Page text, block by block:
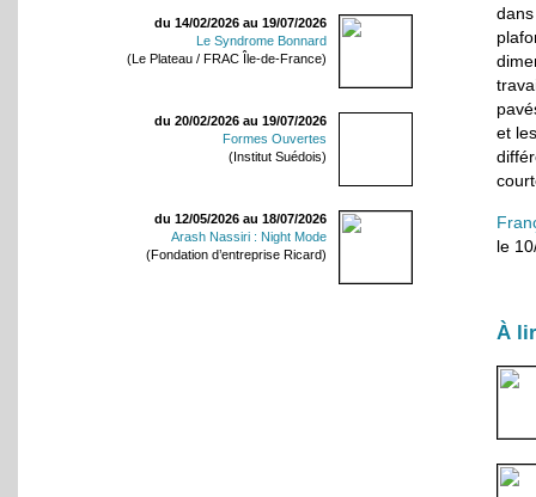
du 14/02/2026 au 19/07/2026
Le Syndrome Bonnard
(Le Plateau / FRAC Île-de-France)
du 20/02/2026 au 19/07/2026
Formes Ouvertes
(Institut Suédois)
du 12/05/2026 au 18/07/2026
Arash Nassiri : Night Mode
(Fondation d’entreprise Ricard)
et
le
À